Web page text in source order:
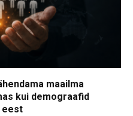
maailma
kui demograafid
eest